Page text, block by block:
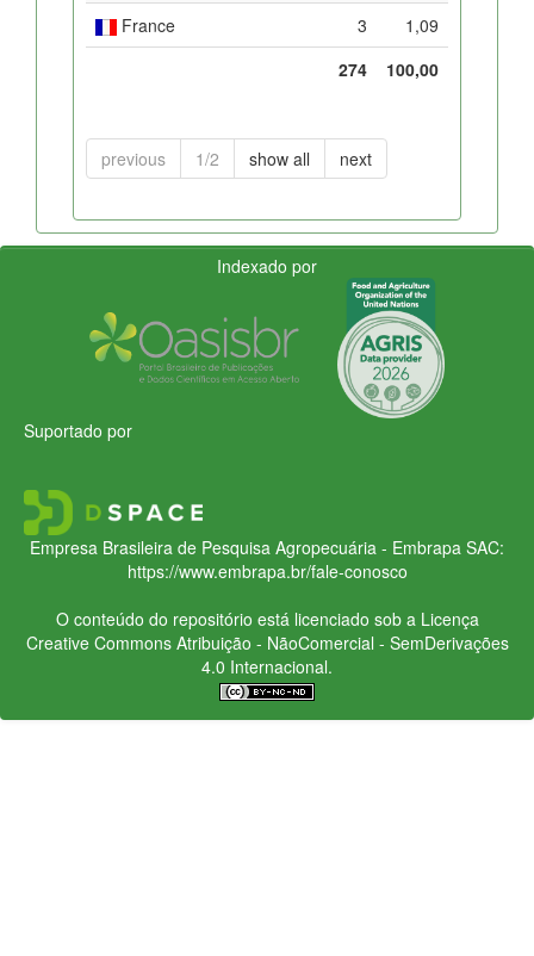
France
3
1,09
274
100,00
previous 1/2 show all next
Indexado por
Suportado por
Empresa Brasileira de Pesquisa Agropecuária - Embrapa SAC:
https://www.embrapa.br/fale-conosco
O conteúdo do repositório está licenciado sob a Licença
Creative CommonsAtribuição - NãoComercial - SemDerivações
4.0 Internacional.